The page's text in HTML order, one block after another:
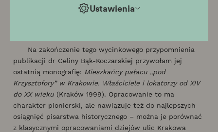
Ustawienia
Wyd. TMHiZK. Kraków 1990, s. 69–97;
w dwudziestoleciu międzywojennym. Katalog wystawy.
Na zakończenie tego wycinkowego przypomnienia
publikacji dr Celiny Bąk-Koczarskiej przywołam jej
ostatnią monografię: Mieszkańcy pałacu „pod
Krzysztofory” w Krakowie. Właściciele i lokatorzy od XIV
do XX wieku (Kraków 1999). Opracowanie to ma
charakter pionierski, ale nawiązuje też do najlepszych
osiągnięć pisarstwa historycznego – można je porównać
z klasycznymi opracowaniami dziejów ulic Krakowa